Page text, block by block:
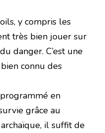
y compris les
très bien jouer sur
danger. C’est une
connu des
en
grâce au
il suffit de